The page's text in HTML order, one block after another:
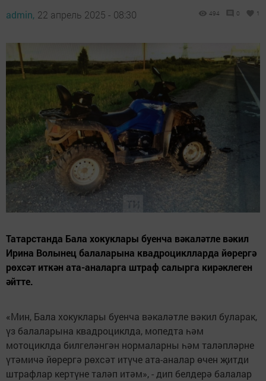
admin, 22 апрель 2025 - 08:30 494 0 1
Татарстанда Бала хокуклары буенча вәкаләтле вәкил
Ирина Волынец балаларына квадроциклларда йөрергә
рөхсәт иткән ата-аналарга штраф салырга кирәклеген
әйтте.
«Мин, Бала хокуклары буенча вәкаләтле вәкил буларак,
үз балаларына квадроциклда, мопедта һәм
мотоциклда билгеләнгән нормаларны һәм таләпләрне
үтәмичә йөрергә рөхсәт итүче ата-аналар өчен җитди
штрафлар кертүне таләп итәм», - дип белдерә балалар